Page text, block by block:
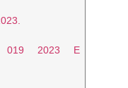
019 2023 E